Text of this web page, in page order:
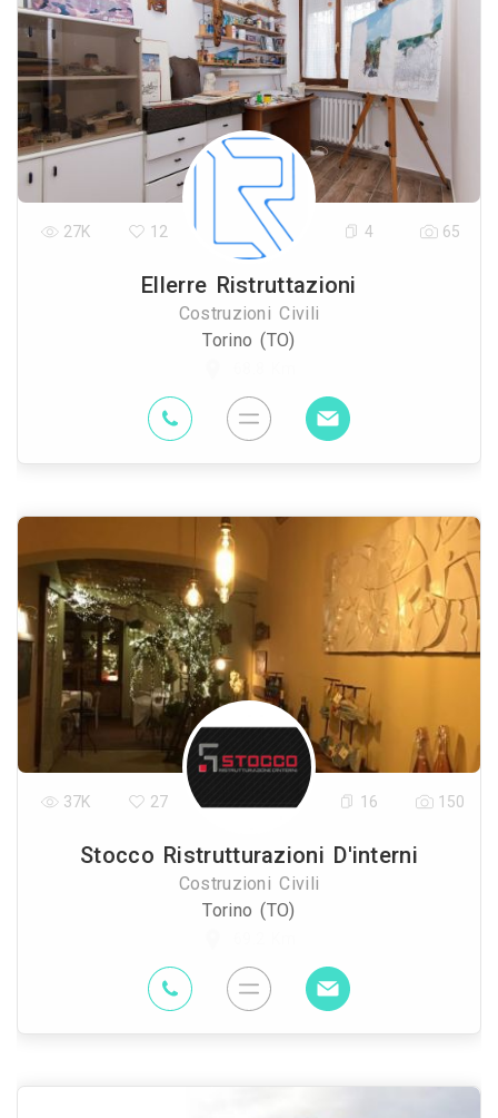
Ellerre Ristruttazioni
Costruzioni Civili
Torino (TO)
27K 12 4 65
Stocco Ristrutturazioni D'interni
Costruzioni Civili
Torino (TO)
37K 27 16 150